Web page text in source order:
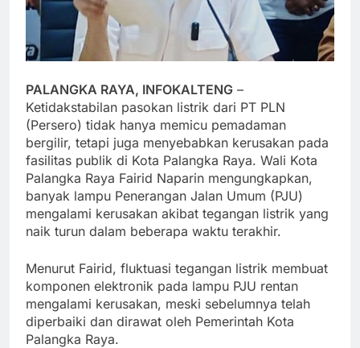
PALANGKA RAYA, INFOKALTENG –
Ketidakstabilan pasokan listrik dari PT PLN
(Persero) tidak hanya memicu pemadaman
bergilir, tetapi juga menyebabkan kerusakan pada
fasilitas publik di Kota Palangka Raya. Wali Kota
Palangka Raya Fairid Naparin mengungkapkan,
banyak lampu Penerangan Jalan Umum (PJU)
mengalami kerusakan akibat tegangan listrik yang
naik turun dalam beberapa waktu terakhir.
Menurut Fairid, fluktuasi tegangan listrik membuat
komponen elektronik pada lampu PJU rentan
mengalami kerusakan, meski sebelumnya telah
diperbaiki dan dirawat oleh Pemerintah Kota
Palangka Raya.